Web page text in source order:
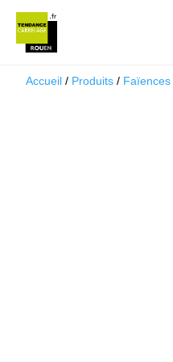
Accueil / Produits / Faïences